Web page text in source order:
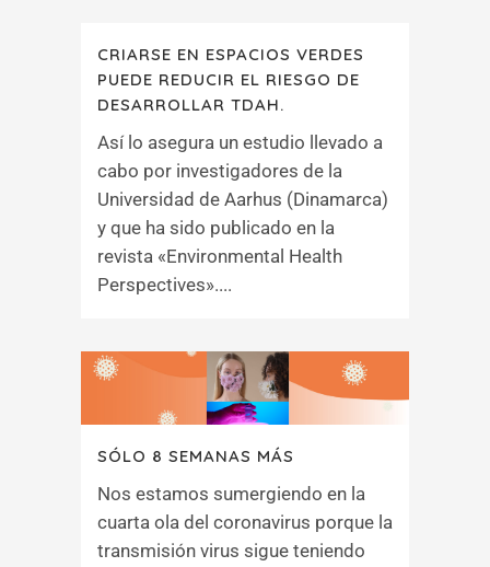
CRIARSE EN ESPACIOS VERDES
PUEDE REDUCIR EL RIESGO DE
DESARROLLAR TDAH.
Así lo asegura un estudio llevado a
cabo por investigadores de la
Universidad de Aarhus (Dinamarca)
y que ha sido publicado en la
revista «Environmental Health
Perspectives»....
SÓLO 8 SEMANAS MÁS
Nos estamos sumergiendo en la
cuarta ola del coronavirus porque la
transmisión virus sigue teniendo